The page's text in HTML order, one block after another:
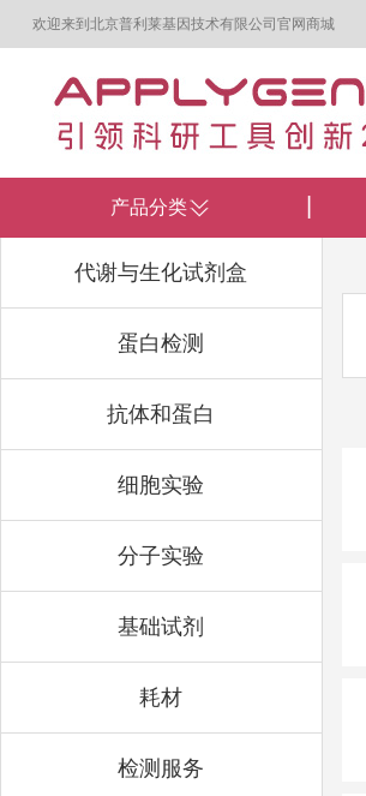
欢迎来到北京普利莱基因技术有限公司官网商城
产品分类
代谢与生化试剂盒
蛋白检测
抗体和蛋白
细胞实验
分子实验
基础试剂
耗材
检测服务